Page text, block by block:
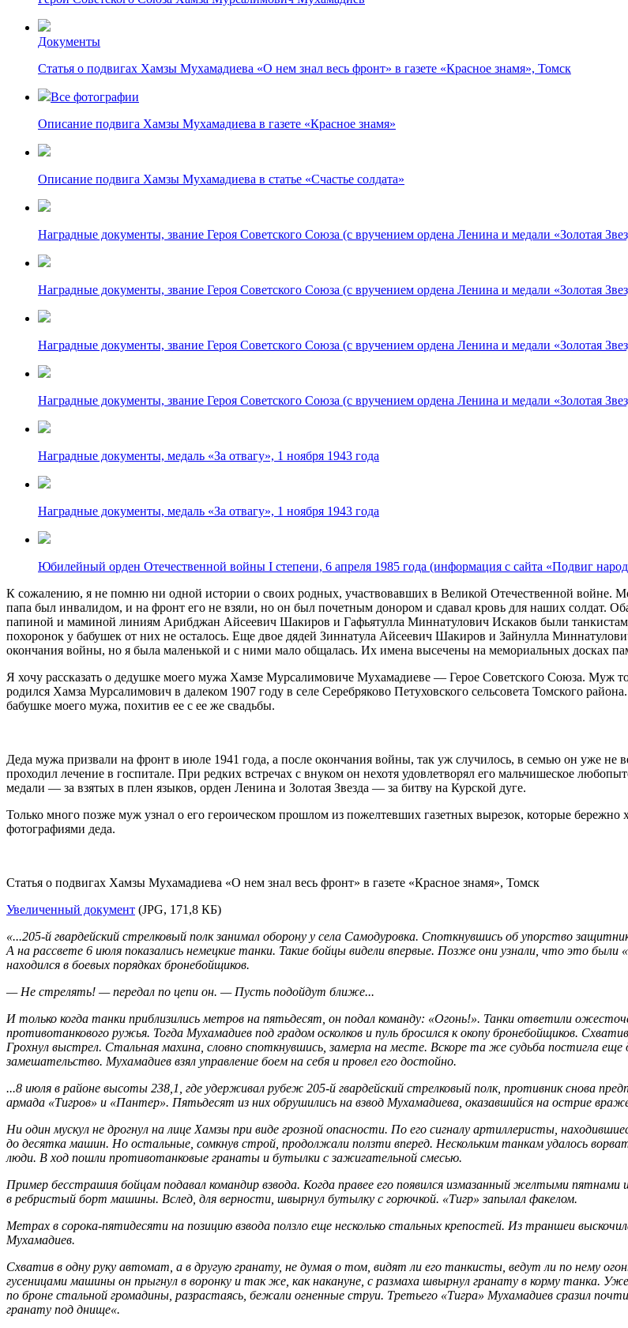
Документы
Статья о подвигах Хамзы Мухамадиева «О нем знал весь фронт» в газете «Красное знамя», Томск
Все фотографии
Описание подвига Хамзы Мухамадиева в газете «Красное знамя»
Описание подвига Хамзы Мухамадиева в статье «Счастье солдата»
Наградные документы, звание Героя Советского Союза (с вручением ордена Ленина и медали «Золотая
Наградные документы, звание Героя Советского Союза (с вручением ордена Ленина и медали «Золотая
Наградные документы, звание Героя Советского Союза (с вручением ордена Ленина и медали «Золотая
Наградные документы, звание Героя Советского Союза (с вручением ордена Ленина и медали «Золотая
Наградные документы, медаль «За отвагу», 1 ноября 1943 года
Наградные документы, медаль «За отвагу», 1 ноября 1943 года
Юбилейный орден Отечественной войны I степени, 6 апреля 1985 года (информация с сайта «Подвиг
К сожалению, я не помню ни одной истории о своих родных, участвовавших в Великой Отечественной войне.
папа был инвалидом, и на фронт его не взяли, но он был почетным донором и сдавал кровь для наших солдат.
папиной и маминой линиям Арибджан Айсеевич Шакиров и Гафьятулла Миннатулович Искаков были
похоронок у бабушек от них не осталось. Еще двое дядей Зиннатула Айсеевич Шакиров и Зайнулла
окончания войны, но я была маленькой и с ними мало общалась. Их имена высечены на мемориальных досках
Я хочу рассказать о дедушке моего мужа Хамзе Мурсалимовиче Мухамадиеве — Герое Советского Союза. Муж
родился Хамза Мурсалимович в далеком 1907 году в селе Серебряково Петуховского сельсовета Томского
бабушке моего мужа, похитив ее с ее же свадьбы.
Деда мужа призвали на фронт в июле 1941 года, а после окончания войны, так уж случилось, в семью он уже не
проходил лечение в госпитале. При редких встречах с внуком он нехотя удовлетворял его мальчишеское
медали — за взятых в плен языков, орден Ленина и Золотая Звезда — за битву на Курской дуге.
Только много позже муж узнал о его героическом прошлом из пожелтевших газетных вырезок, которые
фотографиями деда.
Статья о подвигах Хамзы Мухамадиева «О нем знал весь фронт» в газете «Красное знамя», Томск
Увеличенный документ (JPG, 171,8 КБ)
«...205-й гвардейский стрелковый полк занимал оборону у села Самодуровка. Споткнувшись об упорство
А на рассвете 6 июля показались немецкие танки. Такие бойцы видели впервые. Позже они узнали, что это
находился в боевых порядках бронебойщиков.
— Не стрелять! — передал по цепи он. — Пусть подойдут ближе...
И только когда танки приблизились метров на пятьдесят, он подал команду: «Огонь!». Танки ответили
противотанкового ружья. Тогда Мухамадиев под градом осколков и пуль бросился к окопу бронебойщиков.
Грохнул выстрел. Стальная махина, словно споткнувшись, замерла на месте. Вскоре та же судьба постигла еще
замешательство. Мухамадиев взял управление боем на себя и провел его достойно.
...8 июля в районе высоты 238,1, где удерживал рубеж 205-й гвардейский стрелковый полк, противник снова
армада «Тигров» и «Пантер». Пятьдесят из них обрушились на взвод Мухамадиева, оказавшийся на острие
Ни один мускул не дрогнул на лице Хамзы при виде грозной опасности. По его сигналу артиллеристы,
до десятка машин. Но остальные, сомкнув строй, продолжали ползти вперед. Нескольким танкам удалось
люди. В ход пошли противотанковые гранаты и бутылки с зажигательной смесью.
Пример бесстрашия бойцам подавал командир взвода. Когда правее его появился измазанный желтыми
в ребристый борт машины. Вслед, для верности, швырнул бутылку с горючкой. «Тигр» запылал факелом.
Метрах в сорока-пятидесяти на позицию взвода ползло еще несколько стальных крепостей. Из траншеи
Мухамадиев.
Схватив в одну руку автомат, а в другую гранату, не думая о том, видят ли его танкисты, ведут ли по нему
гусеницами машины он прыгнул в воронку и так же, как накануне, с размаха швырнул гранату в корму танка.
по броне стальной громадины, разрастаясь, бежали огненные струи. Третьего «Тигра» Мухамадиев сразил
гранату под днище«.